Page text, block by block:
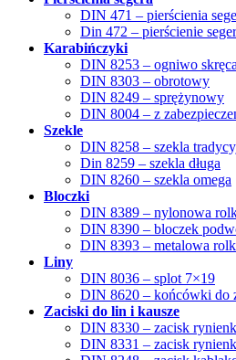
DIN 471 – pierścienia
Din 472 – pierścienie
Karabińczyki
DIN 8253 – ogniwo
DIN 8303 – obrotowy
DIN 8249 – sprężynowy
DIN 8004 – z
Szekle
DIN 8258 – szekla
Din 8259 – szekla długa
DIN 8260 – szekla omega
Bloczki
DIN 8389 – nylonowa
DIN 8390 – bloczek
DIN 8393 – metalowa
Liny
DIN 8036 – splot 7×19
DIN 8620 – końcówki do
Zaciski do lin i kausze
DIN 8330 – zacisk
DIN 8331 – zacisk